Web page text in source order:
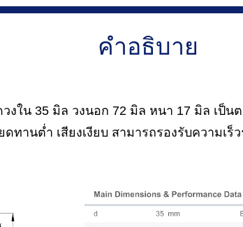
คำอธิบาย
วงใน 35 มิล วงนอก 72 มิล หนา 17 มิล เป็
ดทานต่ำ เสียงเงียบ สามารถรองรับความเร็